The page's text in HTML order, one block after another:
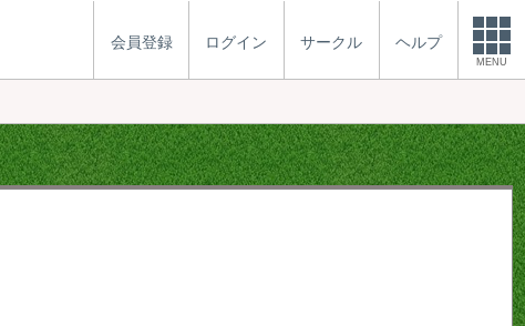
会員登録 ログイン サークル ヘルプ
MENU